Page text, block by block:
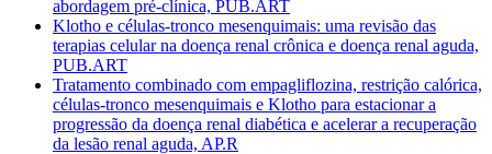
abordagem pré-clínica, PUB.ART
Klotho e células-tronco mesenquimais: uma revisão das
terapias celular na doença renal crônica e doença renal aguda,
PUB.ART
Tratamento combinado com empagliflozina, restrição calórica,
células-tronco mesenquimais e Klotho para estacionar a
progressão da doença renal diabética e acelerar a recuperação
da lesão renal aguda, AP.R